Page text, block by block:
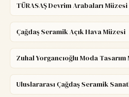
TÜRASAŞ Devrim Arabaları Müzesi
Çağdaş Seramik Açık Hava Müzesi
Zuhal Yorgancıoğlu Moda Tasarım
Uluslararası Çağdaş Seramik